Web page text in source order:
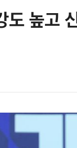
도 높고